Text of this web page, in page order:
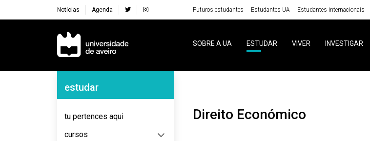
Notícias Agenda Futuros estudantes Estudantes UA Estudantes internacionais
Navegação Principal
SOBRE A UA ESTUDAR VIVER INVESTIGAR
Navegação Lateral
estudar
tu pertences aqui
cursos
Direito Económico